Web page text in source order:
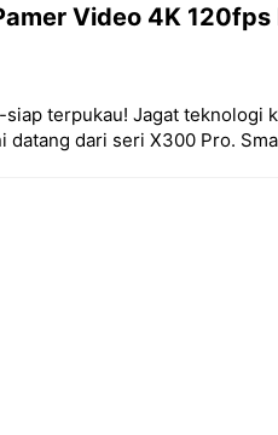
Video 4K
terpukau! Jagat teknologi
datang dari seri X300 Pro.